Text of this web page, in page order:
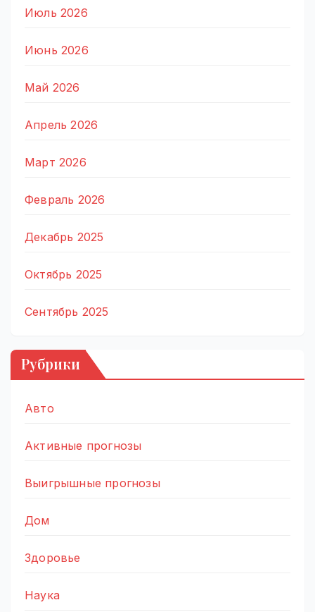
Июль 2026
Июнь 2026
Май 2026
Апрель 2026
Март 2026
Февраль 2026
Декабрь 2025
Октябрь 2025
Сентябрь 2025
Рубрики
Авто
Активные прогнозы
Выигрышные прогнозы
Дом
Здоровье
Наука